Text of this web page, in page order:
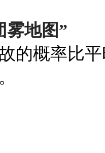
雾地图”
的概率比